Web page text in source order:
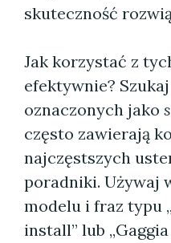
skuteczność
Jak korzystać z
efektywnie?
oznaczonych jako
często zawierają
najczęstszych
poradniki. Używaj
modelu i fraz typu
install” lub